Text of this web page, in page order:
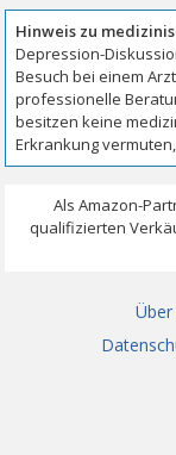
Über